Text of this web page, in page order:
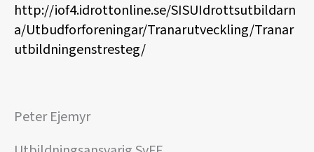
http://iof4.idrottonline.se/SISUIdrottsutbildarn
a/Utbudforforeningar/Tranarutveckling/Tranar
utbildningenstresteg/
Peter Ejemyr